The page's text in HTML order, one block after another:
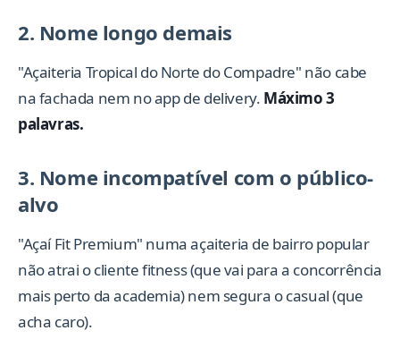
2. Nome longo demais
"Açaiteria Tropical do Norte do Compadre" não cabe
na fachada nem no app de delivery. Máximo 3
palavras.
3. Nome incompatível com o público-
alvo
"Açaí Fit Premium" numa açaiteria de bairro popular
não atrai o cliente fitness (que vai para a concorrência
mais perto da academia) nem segura o casual (que
acha caro).